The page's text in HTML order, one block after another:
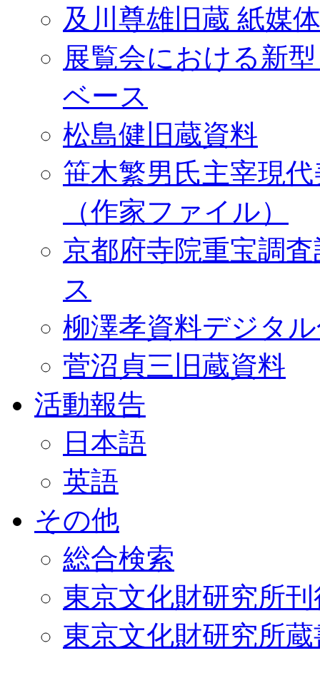
及川尊雄旧蔵 紙媒
展覧会における新
ベース
松島健旧蔵資料
笹木繁男氏主宰現
（作家ファイル）
京都府寺院重宝調
ス
柳澤孝資料デジタ
菅沼貞三旧蔵資料
活動報告
日本語
英語
その他
総合検索
東京文化財研究所
東京文化財研究所